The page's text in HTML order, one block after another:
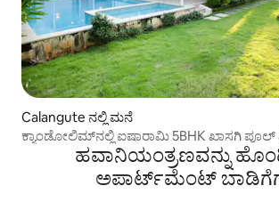
Calangute ನಲ್ಲಿ ಮನೆ
ಕ್ಯಾಂಡೋಲಿಮ್‌ನಲ್ಲಿ ಐಷಾರಾಮಿ 5BHK ಖಾಸಗಿ ಪೂಲ್
ಹವಾನಿಯಂತ್ರಣವನ್ನು
ಅಪಾರ್ಟ್‌ಮೆಂಟ್‌